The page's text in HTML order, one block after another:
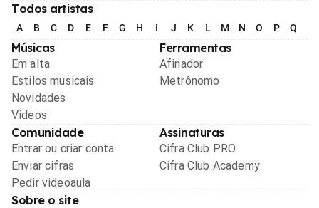
Todos artistas
A B C D E F G H I J K L M N O P Q
Músicas
Em alta
Estilos musicais
Novidades
Videos
Ferramentas
Afinador
Metrônomo
Comunidade
Entrar ou criar conta
Enviar cifras
Pedir videoaula
Assinaturas
Cifra Club PRO
Cifra Club Academy
Sobre o site